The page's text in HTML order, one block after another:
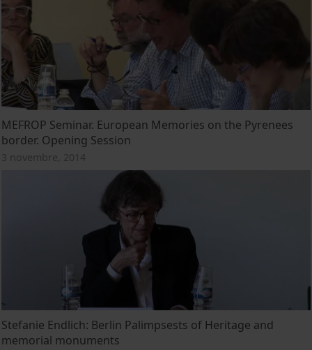
MEFROP Seminar. European Memories on the Pyrenees
border. Opening Session
3 novembre, 2014
Stefanie Endlich: Berlin Palimpsests of Heritage and
memorial monuments